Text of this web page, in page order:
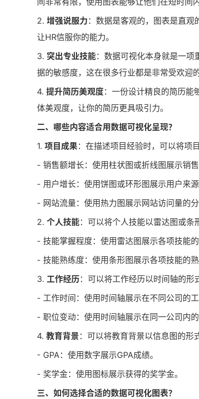
2. 增强说服力 ：数据是客观的，图表是直观
让HR信服你的能力。
3. 突出专业技能：数据可视化本身就是一
据的敏感度，这在很多行业都是非常受欢迎的
4. 提升简历美观度：一份设计精良的简历能
体美观度，让你的简历更具吸引力。
二、哪些内容适合用数据可视化呈现？
1. 项目成果：在描述项目经验时，可以将项
- 销售额增长：使用柱状图或折线图展示销售
- 用户增长：使用饼图或环形图展示用户来源
- 网站流量：使用热力图展示网站访问量的分
2. 个人技能：可以将个人技能以雷达图或条
- 技能掌握程度：使用雷达图展示各项技能的
- 技能熟练度：使用条形图展示各项技能的熟
3. 工作经历：可以将工作经历以时间轴的形
- 工作时间：使用时间轴展示在不同公司的工
- 职位变动：使用时间轴展示在同一公司内的
4. 教育背景 ：可以将教育背景以信息图的形
- GPA：使用数字展示GPA成绩。
- 奖学金：使用图标展示获得的奖学金。
三、如何选择合适的数据可视化图表？